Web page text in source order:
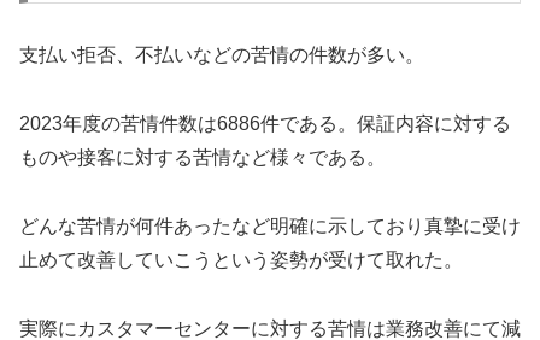
支払い拒否、不払いなどの苦情の件数が多い。
2023年度の苦情件数は6886件である。保証内容に対する
ものや接客に対する苦情など様々である。
どんな苦情が何件あったなど明確に示しており真摯に受け
止めて改善していこうという姿勢が受けて取れた。
実際にカスタマーセンターに対する苦情は業務改善にて減